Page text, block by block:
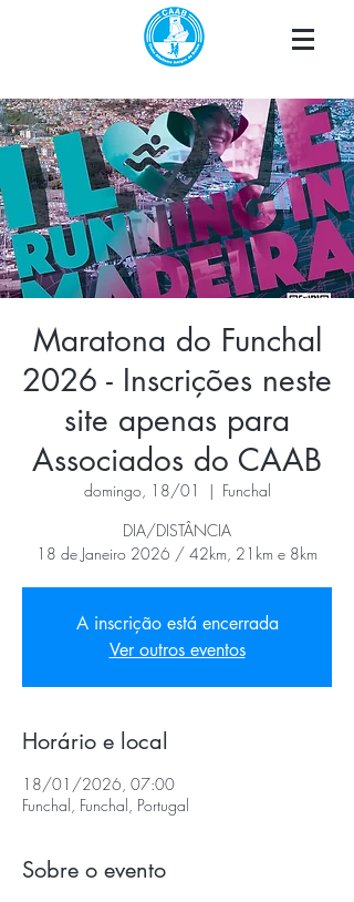
Maratona do Funchal
2026 - Inscrições neste
site apenas para
Associados do CAAB
domingo, 18/01
  |
Funchal
DIA/DISTÂNCIA
18 de Janeiro 2026 / 42km, 21km e 8km
A inscrição está encerrada
Ver outros eventos
Horário e local
18/01/2026, 07:00
Funchal, Funchal, Portugal
Sobre o evento